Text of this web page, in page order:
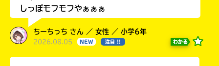
しっぽモフモフやぁぁぁ
ちーちっち さん ／ 女性 ／ 小学6年
2026.08.05 NEW 注目 !! わかる